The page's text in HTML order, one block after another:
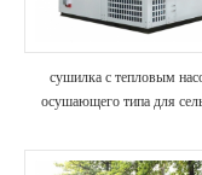
сушилка с тепловым
осушающего типа для